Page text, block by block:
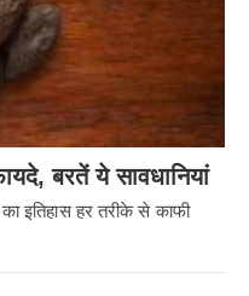
बरतें ये सावधानियां
इतिहास हर तरीके से काफी